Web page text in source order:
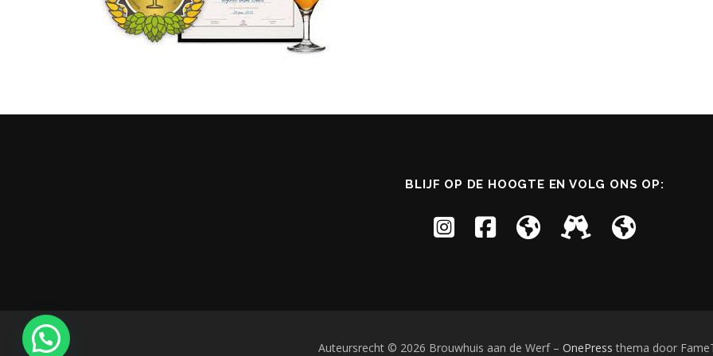
BLIJF OP DE HOOGTE EN VOLG ONS OP:
Auteursrecht © 2026 Brouwhuis aan de Werf – OnePress thema door